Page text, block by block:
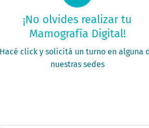
¡No olvides realizar tu
Mamografía Digital!
Hacé click y solicitá un turno en alguna
nuestras sedes
Solicitá tu turno ahora
PEDÍ TU TURNO